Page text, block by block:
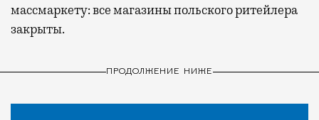
массмаркету: все магазины польского ритейлера
закрыты.
ПРОДОЛЖЕНИЕ НИЖЕ